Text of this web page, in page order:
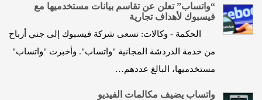
“واتساب” تعلن عن تقاسم بيانات مستخدميها مع
فيسبوك لأهداف تجارية
الحكمة - وكالات: تسعى شركة فيسبوك إلى جني أرباح
من خدمة الدردشة المجانية "واتساب". وأخبرت "واتساب"
مستخدميها، البالغ عددهم…
واتساب يضيف مكالمات الفيديو